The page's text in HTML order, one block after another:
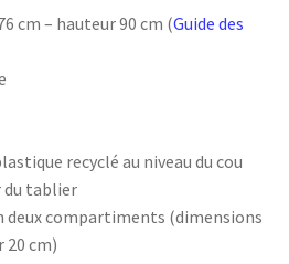
cm – hauteur 90 cm (Guide des
recyclé au niveau du cou
du tablier
deux compartiments (dimensions
20 cm)